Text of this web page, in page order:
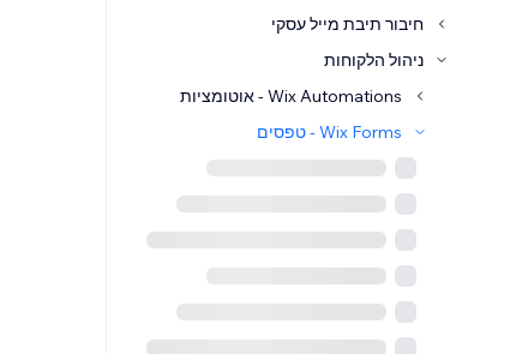
חיבור תיבת מייל עסקי
ניהול הלקוחות
Wix Automations - אוטומציות
Wix Forms - טפסים